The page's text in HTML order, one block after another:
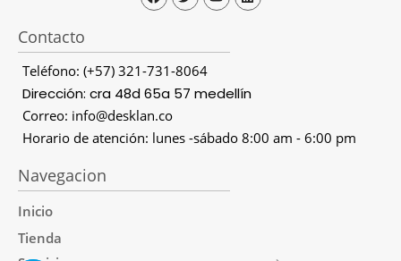
Contacto
Teléfono: (+57) 321-731-8064
Dirección: cra 48d 65a 57 medellín
Correo: info@desklan.co
Horario de atención: lunes -sábado 8:00 am - 6:00 pm
Navegacion
Inicio
Tienda